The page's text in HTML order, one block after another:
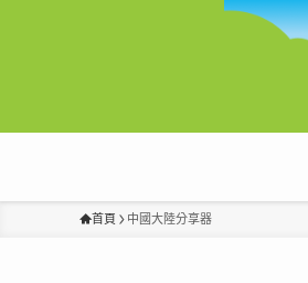
首頁 中國大陸分享器